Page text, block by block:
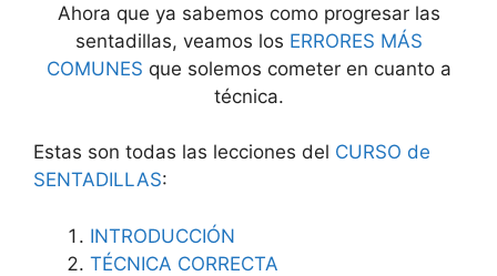
Ahora que ya sabemos como progresar las
sentadillas, veamos los ERRORES MÁS
COMUNES que solemos cometer en cuanto a
técnica.
Estas son todas las lecciones del CURSO de
SENTADILLAS:
INTRODUCCIÓN
TÉCNICA CORRECTA